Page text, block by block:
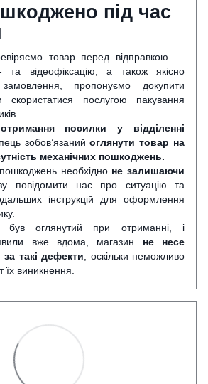
під час
товар перед відправкою —
відеофіксацію, а також якісно
пропонуємо докупити
скористатися послугою пакування
посилки у відділенні
зобов’язанийоглянути товар на
механічних пошкоджень.
необхідно не залишаючи
повідомити нас про ситуацію та
інструкцій для оформлення
оглянутий при отриманні, і
вже вдома, магазин не несе
за такі дефекти , оскільки неможливо
виникнення.